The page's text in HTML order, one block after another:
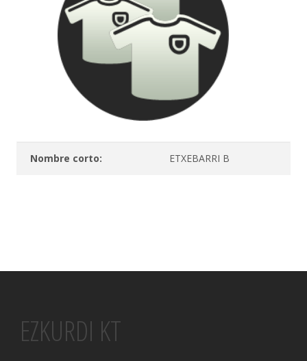
Nombre corto: ETXEBARRI B
EZKURDI KT